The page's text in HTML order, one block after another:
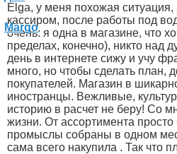
Elga, у меня похожая
кассиром, после работы под
очень: я одна в магазине, что
пределах, конечно), никто над
день в интернете сижу и учу
много, но чтобы сделать план,
покупателей. Магазин в
иностранцы. Вежливые,
историю в расчет не беру! Со
жизни. От ассортимента
промыслы собраны в одном
сама всего накупила . Так что